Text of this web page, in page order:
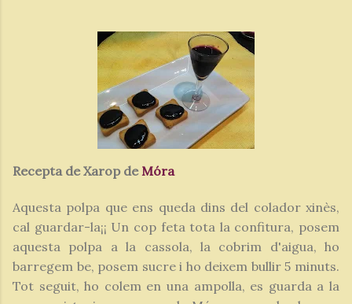
Recepta de Xarop de Móra
Aquesta polpa que ens queda dins del colador xinès,
cal guardar-la¡¡ Un cop feta tota la confitura, posem
aquesta polpa a la cassola, la cobrim d'aigua, ho
barregem be, posem sucre i ho deixem bullir 5 minuts.
Tot seguit, ho colem en una ampolla, es guarda a la